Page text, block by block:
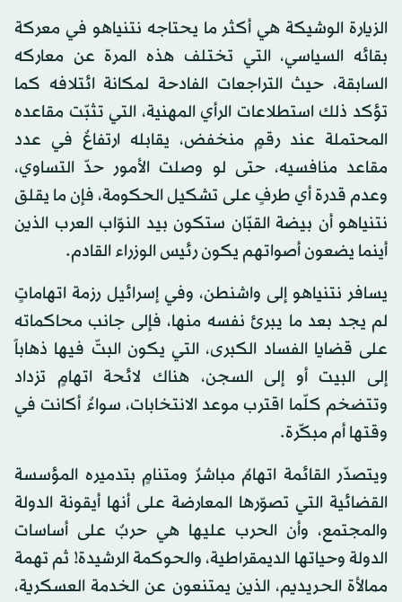
الزيارة الوشيكة هي أكثر ما يحتاجه نتنياهو في معركة
بقائه السياسي، التي تختلف هذه المرة عن معاركه
السابقة، حيث التراجعات الفادحة لمكانة ائتلافه كما
تؤكد ذلك استطلاعات الرأي المهنية، التي تثبّت مقاعده
المحتملة عند رقمٍ منخفض، يقابله ارتفاعٌ في عدد
مقاعد منافسيه، حتى لو وصلت الأمور حدّ التساوي،
وعدم قدرة أي طرفٍ على تشكيل الحكومة، فإن ما يقلق
نتنياهو أن بيضة القبّان ستكون بيد النوّاب العرب الذين
أينما يضعون أصواتهم يكون رئيس الوزراء القادم.
يسافر نتنياهو إلى واشنطن، وفي إسرائيل رزمة اتهاماتٍ
لم يجد بعد ما يبرئ نفسه منها، فإلى جانب محاكماته
على قضايا الفساد الكبرى، التي يكون البتّ فيها ذهاباً
إلى البيت أو إلى السجن، هناك لائحة اتهامٍ تزداد
وتتضخم كلّما اقترب موعد الانتخابات، سواءٌ أكانت في
وقتها أم مبكّرة.
ويتصدّر القائمة اتهامٌ مباشرٌ ومتنامٍ بتدميره المؤسسة
القضائية التي تصوّرها المعارضة على أنها أيقونة الدولة
والمجتمع، وأن الحرب عليها هي حربٌ على أساسات
الدولة وحياتها الديمقراطية، والحوكمة الرشيدة! ثم تهمة
ممالأة الحريديم، الذين يمتنعون عن الخدمة العسكرية،